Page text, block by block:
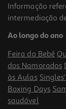
Informação
intermediação
Ao longo do ano
Feira do Bebé
dos Namorados
às Aulas
Boxing Days
saudável